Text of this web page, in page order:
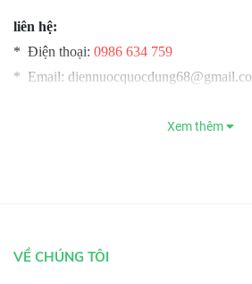
liên hệ:
* Điện thoại: 0986 634 759
* Email:
chuyên cung
Xem thêm
VỀ CHÚNG TÔI